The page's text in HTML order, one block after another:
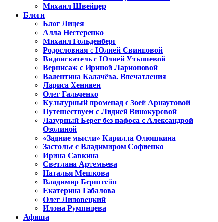
Михаил Швейцер
Блоги
Блог Лицея
Алла Нестеренко
Михаил Гольденберг
Родословная с Юлией Свинцовой
Видоискатель с Юлией Утышевой
Вернисаж с Ириной Ларионовой
Валентина Калачёва. Впечатления
Лариса Хенинен
Олег Гальченко
Культурный променад с Зоей Арнаутовой
Путешествуем с Лидией Винокуровой
Лазурный Берег без пафоса с Александрой
Озолиной
«Задние мысли» Кирилла Олюшкина
Застолье с Владимиром Софиенко
Ирина Савкина
Светлана Артемьева
Наталья Мешкова
Владимир Берштейн
Екатерина Габалова
Олег Липовецкий
Илона Румянцева
Афиша